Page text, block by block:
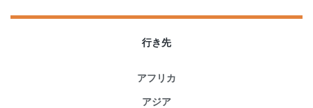
行き先
アフリカ
アジア